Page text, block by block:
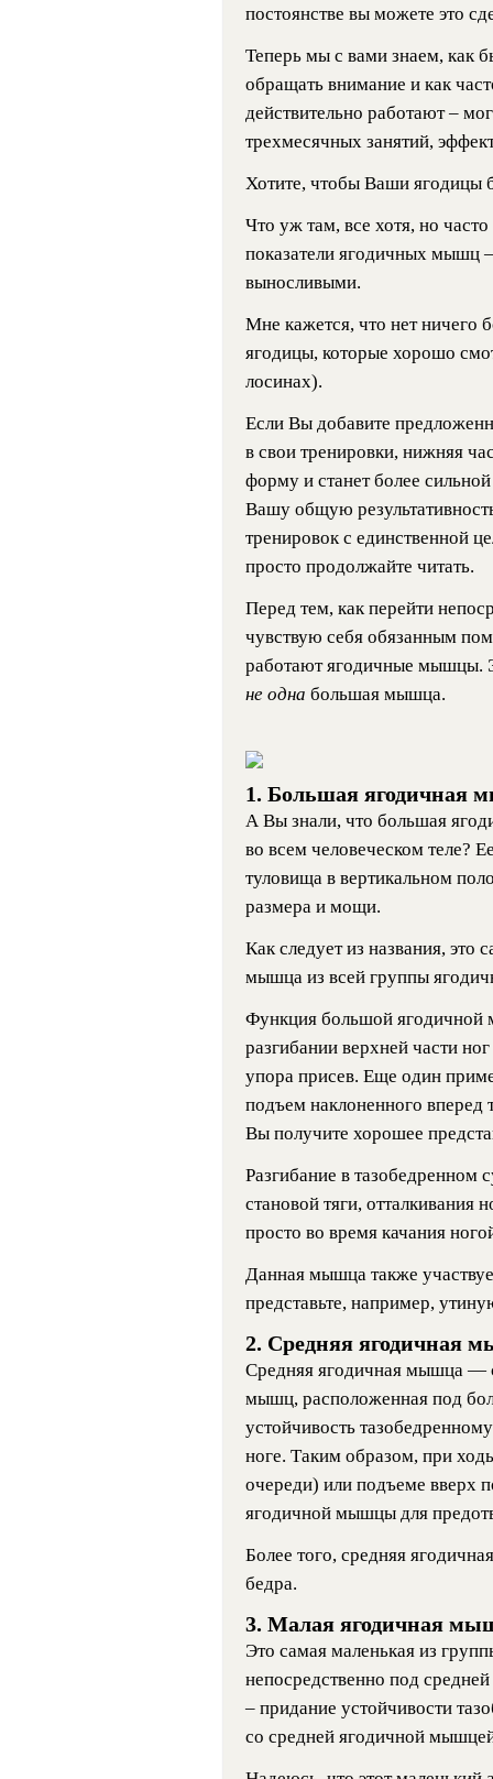
постоянстве вы можете это
Теперь мы с вами знаем, как
обращать внимание и как
действительно работают –
трехмесячных занятий,
Хотите, чтобы Ваши ягодицы
Что уж там, все хотя, но
показатели ягодичных мышц
выносливыми.
Мне кажется, что нет ничего
ягодицы, которые хорошо
лосинах).
Если Вы добавите
в свои тренировки, нижняя
форму и станет более
Вашу общую
тренировок с единственной
просто продолжайте читать.
Перед тем, как перейти
чувствую себя обязанным
работают ягодичные мышцы.
не одна большая мышца.
1. Большая ягодичная
А Вы знали, что большая
во всем человеческом теле?
туловища в вертикальном
размера и мощи.
Как следует из названия, это
мышца из всей группы
Функция большой ягодичной
разгибании верхней части
упора присев. Еще один
подъем наклоненного вперед
Вы получите хорошее
Разгибание в тазобедренном
становой тяги, отталкивания
просто во время качания
Данная мышца также
представьте, например,
2. Средняя ягодичная
Средняя ягодичная мышца —
мышц, расположенная под
устойчивость
ноге. Таким образом, при
очереди) или подъеме вверх
ягодичной мышцы для
Более того, средняя
бедра.
3. Малая ягодичная
Это самая маленькая из
непосредственно под
– придание устойчивости
со средней ягодичной